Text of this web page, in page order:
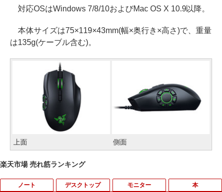
対応OSはWindows 7/8/10およびMac OS X 10.9以降。
本体サイズは75×119×43mm(幅×奥行き×高さ)で、重量
は135g(ケーブル含む)。
上面 側面
楽天市場 売れ筋ランキング
ノート デスクトップ モニター 本